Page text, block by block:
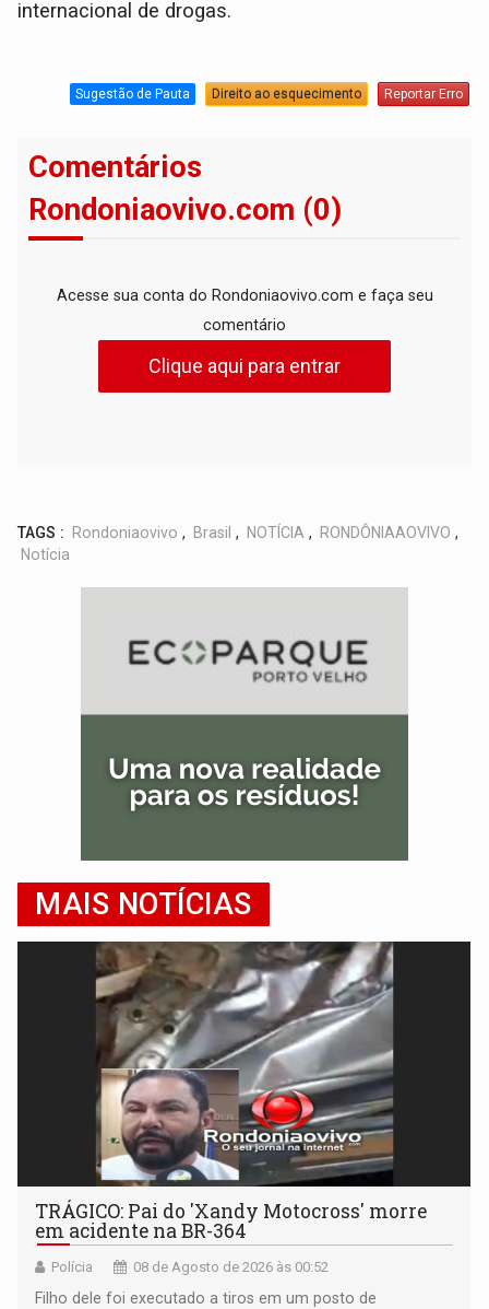
internacional de drogas.
Sugestão de Pauta Direito ao esquecimento Reportar Erro
Comentários
Rondoniaovivo.com (0)
Acesse sua conta do Rondoniaovivo.com e faça seu
comentário
Clique aqui para entrar
TAGS : Rondoniaovivo , Brasil , NOTÍCIA , RONDÔNIAAOVIVO ,
Notícia
MAIS NOTÍCIAS
TRÁGICO: Pai do 'Xandy Motocross' morre
em acidente na BR-364
Polícia 08 de Agosto de 2026 às 00:52
Filho dele foi executado a tiros em um posto de